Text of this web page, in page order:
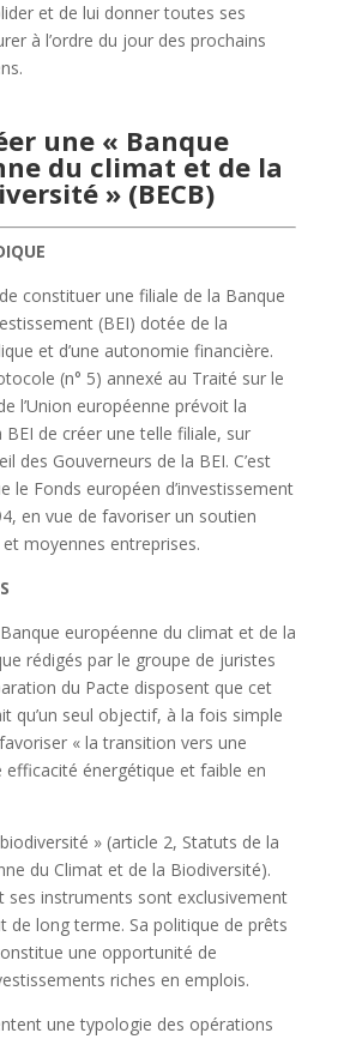
et de lui donner toutes ses
à l’ordre du jour des prochains
une « Banque
du climat et de la
» (BECB)
constituer une filiale de la Banque
(BEI) dotée de la
et d’une autonomie financière.
(n° 5) annexé au Traité sur le
l’Union européenne prévoit la
de créer une telle filiale, sur
des Gouverneurs de la BEI. C’est
le Fonds européen d’investissement
en vue de favoriser un soutien
moyennes entreprises.
européenne du climat et de la
rédigés par le groupe de juristes
du Pacte disposent que cet
qu’un seul objectif, à la fois simple
« la transition vers une
énergétique et faible en
» (article 2, Statuts de la
du Climat et de la Biodiversité).
ses instruments sont exclusivement
de long terme. Sa politique de prêts
une opportunité de
riches en emplois.
une typologie des opérations